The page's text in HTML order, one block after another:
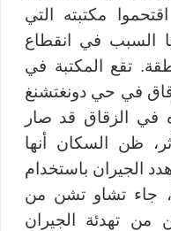
مكتبته التي
السبب في انقطاع
تقع المكتبة في
في حي دونغتشنغ
في الزقاق قد صار
ظن السكان أنها
الجيران باستخدام
جاء تشاو تشن من
من تهدئة الجيران